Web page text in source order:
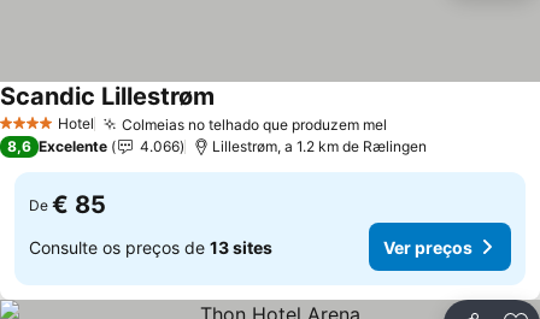
4 EstrelasHotel Colmeias no telhado que produzem mel
Scandic Lillestrøm
8,6 Excelente 4.066 Lillestrøm, a 1.2 km de Rælingen
De € 85
Consulte os preços de 13 sites Ver preços